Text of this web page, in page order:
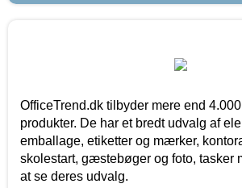
OfficeTrend.dk tilbyder mere end
produkter. De har et bredt udvalg af
emballage, etiketter og mærker,
skolestart, gæstebøger og foto, tasker
at se deres udvalg.